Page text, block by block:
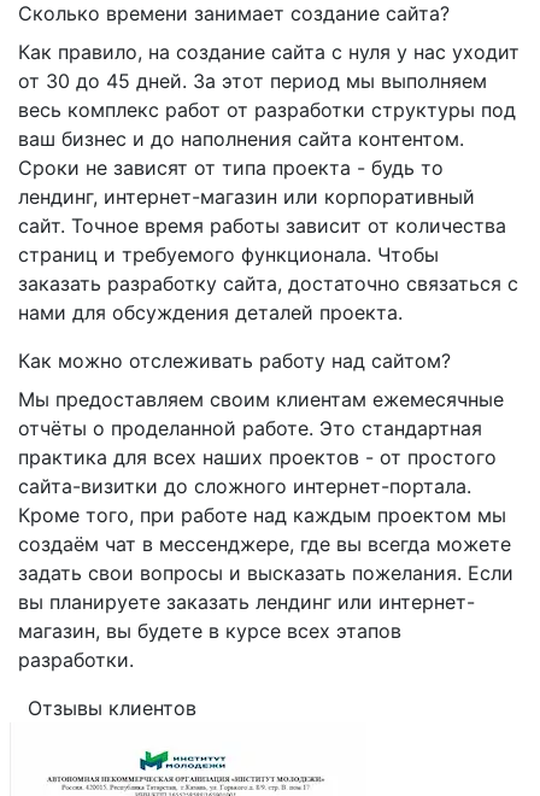
Сколько времени занимает создание сайта?
Как правило, на создание сайта с нуля у нас уходит
от 30 до 45 дней. За этот период мы выполняем
весь комплекс работ от разработки структуры под
ваш бизнес и до наполнения сайта контентом.
Сроки не зависят от типа проекта - будь то
лендинг, интернет-магазин или корпоративный
сайт. Точное время работы зависит от количества
страниц и требуемого функционала. Чтобы
заказать разработку сайта, достаточно связаться с
нами для обсуждения деталей проекта.
Как можно отслеживать работу над сайтом?
Мы предоставляем своим клиентам ежемесячные
отчёты о проделанной работе. Это стандартная
практика для всех наших проектов - от простого
сайта-визитки до сложного интернет-портала.
Кроме того, при работе над каждым проектом мы
создаём чат в мессенджере, где вы всегда можете
задать свои вопросы и высказать пожелания. Если
вы планируете заказать лендинг или интернет-
магазин, вы будете в курсе всех этапов
разработки.
Отзывы клиентов